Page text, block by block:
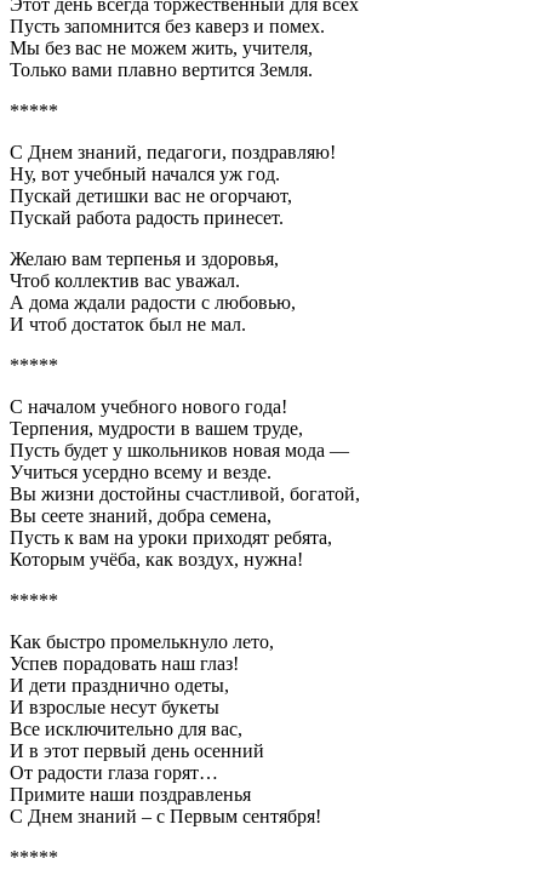
Этот день всегда торжественный для всех
Пусть запомнится без каверз и помех.
Мы без вас не можем жить, учителя,
Только вами плавно вертится Земля.
*****
С Днем знаний, педагоги, поздравляю!
Ну, вот учебный начался уж год.
Пускай детишки вас не огорчают,
Пускай работа радость принесет.
Желаю вам терпенья и здоровья,
Чтоб коллектив вас уважал.
А дома ждали радости с любовью,
И чтоб достаток был не мал.
*****
С началом учебного нового года!
Терпения, мудрости в вашем труде,
Пусть будет у школьников новая мода —
Учиться усердно всему и везде.
Вы жизни достойны счастливой, богатой,
Вы сеете знаний, добра семена,
Пусть к вам на уроки приходят ребята,
Которым учёба, как воздух, нужна!
*****
Как быстро промелькнуло лето,
Успев порадовать наш глаз!
И дети празднично одеты,
И взрослые несут букеты
Все исключительно для вас,
И в этот первый день осенний
От радости глаза горят…
Примите наши поздравленья
С Днем знаний – с Первым сентября!
*****